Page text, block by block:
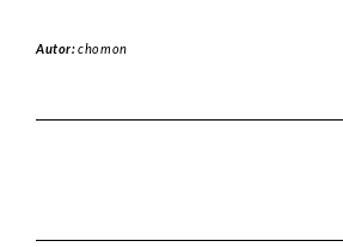
Autor:chomon